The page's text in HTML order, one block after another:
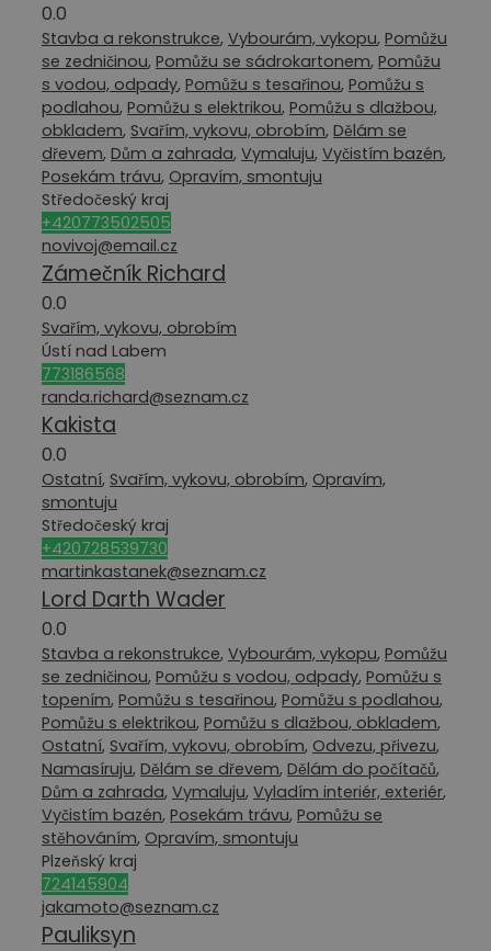
0.0
Stavba a rekonstrukce, Vybourám, vykopu, Pomůžu
se zedničinou, Pomůžu se sádrokartonem, Pomůžu
s vodou, odpady, Pomůžu s tesařinou, Pomůžu s
podlahou, Pomůžu s elektrikou, Pomůžu s dlažbou,
obkladem, Svařím, vykovu, obrobím, Dělám se
dřevem, Dům a zahrada, Vymaluju, Vyčistím bazén,
Posekám trávu, Opravím, smontuju
Středočeský kraj
+420773502505
novivoj@email.cz
Zámečník Richard
0.0
Svařím, vykovu, obrobím
Ústí nad Labem
773186568
randa.richard@seznam.cz
Kakista
0.0
Ostatní, Svařím, vykovu, obrobím, Opravím,
smontuju
Středočeský kraj
+420728539730
martinkastanek@seznam.cz
Lord Darth Wader
0.0
Stavba a rekonstrukce, Vybourám, vykopu, Pomůžu
se zedničinou, Pomůžu s vodou, odpady, Pomůžu s
topením, Pomůžu s tesařinou, Pomůžu s podlahou,
Pomůžu s elektrikou, Pomůžu s dlažbou, obkladem,
Ostatní, Svařím, vykovu, obrobím, Odvezu, přivezu,
Namasíruju, Dělám se dřevem, Dělám do počítačů,
Dům a zahrada, Vymaluju, Vyladím interiér, exteriér,
Vyčistím bazén, Posekám trávu, Pomůžu se
stěhováním, Opravím, smontuju
Plzeňský kraj
724145904
jakamoto@seznam.cz
Pauliksyn